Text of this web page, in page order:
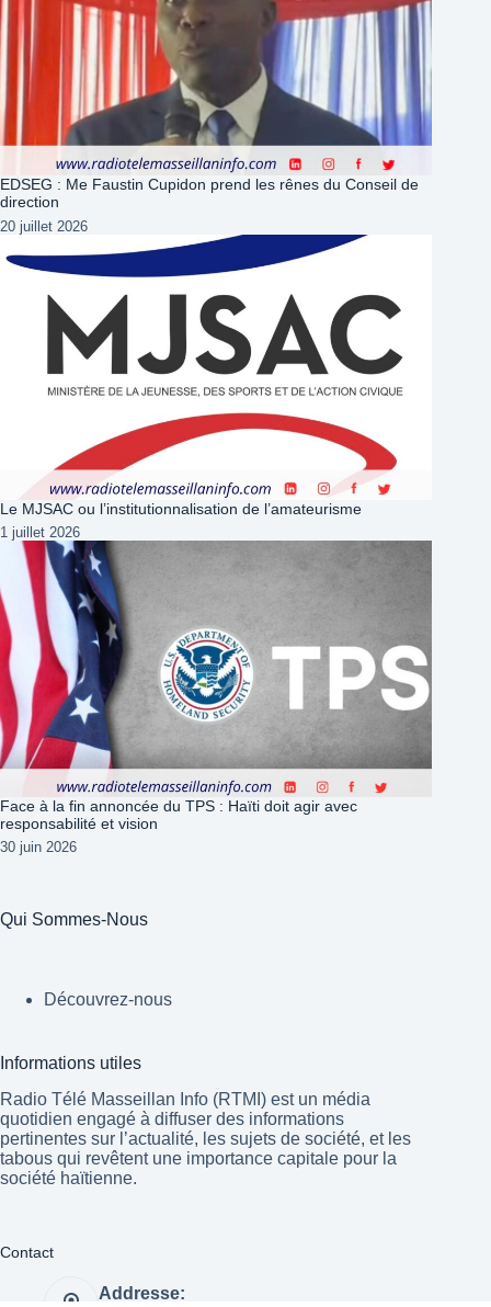
EDSEG : Me Faustin Cupidon prend les rênes du Conseil de
direction
20 juillet 2026
Le MJSAC ou l’institutionnalisation de l’amateurisme
1 juillet 2026
Face à la fin annoncée du TPS : Haïti doit agir avec
responsabilité et vision
30 juin 2026
Qui Sommes-Nous
Découvrez-nous
Informations utiles
Radio Télé Masseillan Info (RTMI) est un média
quotidien engagé à diffuser des informations
pertinentes sur l’actualité, les sujets de société, et les
tabous qui revêtent une importance capitale pour la
société haïtienne.
Contact
Addresse: